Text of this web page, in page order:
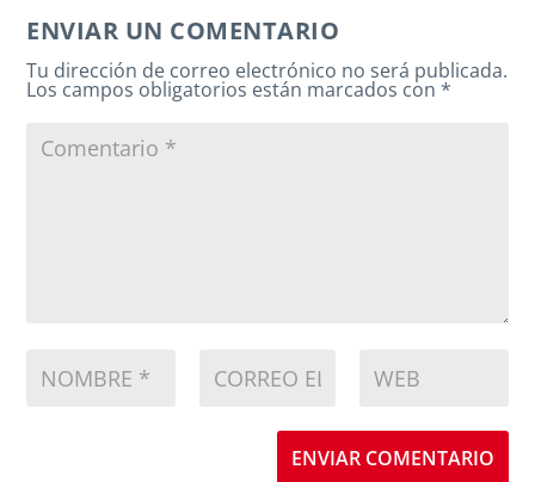
ENVIAR UN COMENTARIO
Tu dirección de correo electrónico no será publicada.
Los campos obligatorios están marcados con*
ENVIAR COMENTARIO